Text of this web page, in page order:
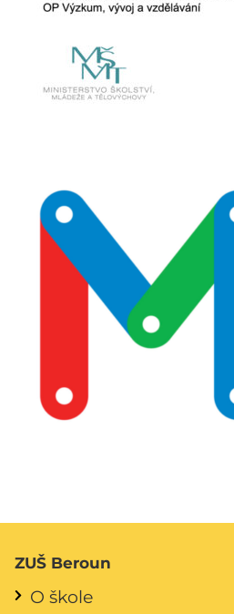
ZUŠ Beroun
O škole